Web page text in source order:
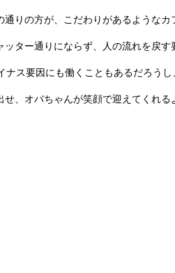
りの方が、こだわりがあるようなカ
ター通りにならず、人の流れを戻す
ス要因にも働くこともあるだろうし
、オバちゃんが笑顔で迎えてくれる